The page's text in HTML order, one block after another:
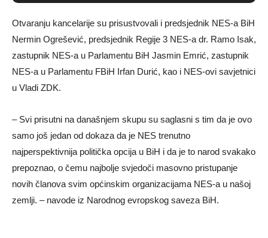
Otvaranju kancelarije su prisustvovali i predsjednik NES-a BiH
Nermin Ogrešević, predsjednik Regije 3 NES-a dr. Ramo Isak,
zastupnik NES-a u Parlamentu BiH Jasmin Emrić, zastupnik
NES-a u Parlamentu FBiH Irfan Durić, kao i NES-ovi savjetnici
u Vladi ZDK.
– Svi prisutni na današnjem skupu su saglasni s tim da je ovo
samo još jedan od dokaza da je NES trenutno
najperspektivnija politička opcija u BiH i da je to narod svakako
prepoznao, o čemu najbolje svjedoči masovno pristupanje
novih članova svim općinskim organizacijama NES-a u našoj
zemlji. – navode iz Narodnog evropskog saveza BiH.